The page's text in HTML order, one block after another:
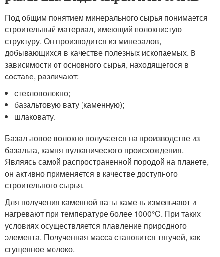
Под общим понятием минерального сырья понимается
строительный материал, имеющий волокнистую
структуру. Он производится из минералов,
добывающихся в качестве полезных ископаемых. В
зависимости от основного сырья, находящегося в
составе, различают:
стекловолокно;
базальтовую вату (каменную);
шлаковату.
Базальтовое волокно получается на производстве из
базальта, камня вулканического происхождения.
Являясь самой распространенной породой на планете,
он активно применяется в качестве доступного
строительного сырья.
Для получения каменной ваты камень измельчают и
нагревают при температуре более 1000°C. При таких
условиях осуществляется плавление природного
элемента. Полученная масса становится тягучей, как
сгущенное молоко.